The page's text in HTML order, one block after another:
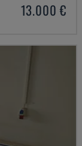
13.000 €